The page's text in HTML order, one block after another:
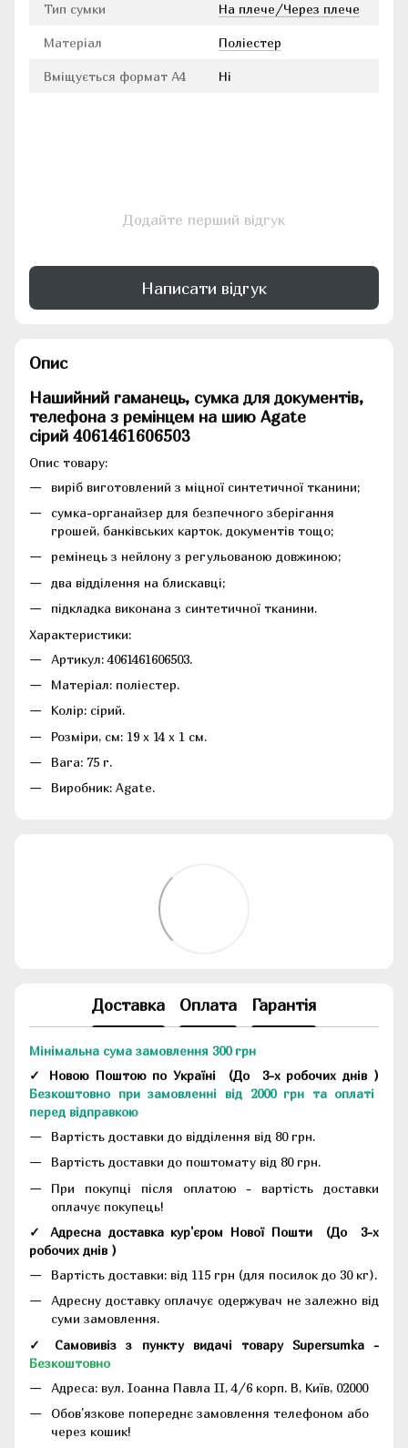
Тип сумки На плече/Через плече
Матеріал Поліестер
Вміщується формат А4 Ні
Додайте перший відгук
Написати відгук
Опис
Нашийний гаманець, сумка для документів,
телефона з ремінцем на шию Agate
сірий 4061461606503
Опис товару:
виріб виготовлений з міцної синтетичної тканини;
сумка-органайзер для безпечного зберігання
грошей, банківських карток, документів тощо;
ремінець з нейлону з регульованою довжиною;
два відділення на блискавці;
підкладка виконана з синтетичної тканини.
Характеристики:
Артикул: 4061461606503.
Матеріал: поліестер.
Колір: сірий.
Розміри, см: 19 x 14 x 1 см.
Вага: 75 г.
Виробник: Agate.
Доставка Оплата Гарантія
Мінімальна сума замовлення 300 грн
✓ Новою Поштою по Україні (До 3-х робочих днів )
Безкоштовно при замовленні від 2000 грн та оплаті
перед відправкою
Вартість доставки до відділення від 80 грн.
Вартість доставки до поштомату від 80 грн.
При покупці після оплатою - вартість доставки
оплачує покупець!
✓ Адресна доставка кур'єром Нової Пошти (До 3-х
робочих днів )
Вартість доставки: від 115 грн (для посилок до 30 кг).
Адресну доставку оплачує одержувач не залежно від
суми замовлення.
✓ Самовивіз з пункту видачі товару Supersumka -
Безкоштовно
Адреса: вул. Іоанна Павла II, 4/6 корп. В, Київ, 02000
Обов'язкове попереднє замовлення телефоном або
через кошик!